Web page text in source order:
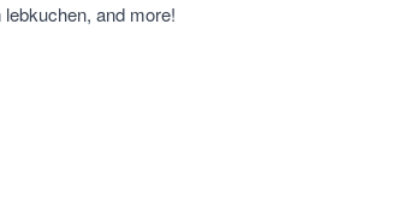
and more!